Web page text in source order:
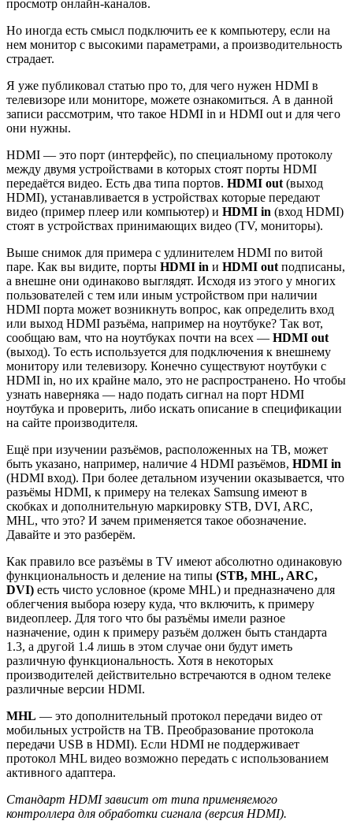
просмотр онлайн-каналов.
Но иногда есть смысл подключить ее к компьютеру, если на
нем монитор с высокими параметрами, а производительность
страдает.
Я уже публиковал статью про то, для чего нужен HDMI в
телевизоре или мониторе, можете ознакомиться. А в данной
записи рассмотрим, что такое HDMI in и HDMI out и для чего
они нужны.
HDMI — это порт (интерфейс), по специальному протоколу
между двумя устройствами в которых стоят порты HDMI
передаётся видео. Есть два типа портов. HDMI out (выход
HDMI), устанавливается в устройствах которые передают
видео (пример плеер или компьютер) и HDMI in (вход HDMI)
стоят в устройствах принимающих видео (TV, мониторы).
Выше снимок для примера с удлинителем HDMI по витой
паре. Как вы видите, порты HDMI in и HDMI out подписаны,
а внешне они одинаково выглядят. Исходя из этого у многих
пользователей с тем или иным устройством при наличии
HDMI порта может возникнуть вопрос, как определить вход
или выход HDMI разъёма, например на ноутбуке? Так вот,
сообщаю вам, что на ноутбуках почти на всех — HDMI out
(выход). То есть используется для подключения к внешнему
монитору или телевизору. Конечно существуют ноутбуки с
HDMI in, но их крайне мало, это не распространено. Но чтобы
узнать наверняка — надо подать сигнал на порт HDMI
ноутбука и проверить, либо искать описание в спецификации
на сайте производителя.
Ещё при изучении разъёмов, расположенных на ТВ, может
быть указано, например, наличие 4 HDMI разъёмов, HDMI in
(HDMI вход). При более детальном изучении оказывается, что
разъёмы HDMI, к примеру на телеках Samsung имеют в
скобках и дополнительную маркировку STB, DVI, ARC,
MHL, что это? И зачем применяется такое обозначение.
Давайте и это разберём.
Как правило все разъёмы в TV имеют абсолютно одинаковую
функциональность и деление на типы (STB, MHL, ARC,
DVI) есть чисто условное (кроме MHL) и предназначено для
облегчения выбора юзеру куда, что включить, к примеру
видеоплеер. Для того что бы разъёмы имели разное
назначение, один к примеру разъём должен быть стандарта
1.3, а другой 1.4 лишь в этом случае они будут иметь
различную функциональность. Хотя в некоторых
производителей действительно встречаются в одном телеке
различные версии HDMI.
MHL — это дополнительный протокол передачи видео от
мобильных устройств на ТВ. Преобразование протокола
передачи USB в HDMI). Если HDMI не поддерживает
протокол MHL видео возможно передать с использованием
активного адаптера.
Стандарт HDMI зависит от типа применяемого
контроллера для обработки сигнала (версия HDMI).